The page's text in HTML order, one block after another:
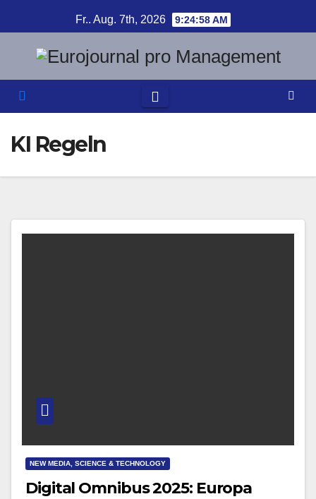
Inhalt
springen
Fr.. Aug. 7th, 2026 9:24:59 AM
KI Regeln
NEW MEDIA, SCIENCE & TECHNOLOGY
Digital Omnibus 2025: Europa